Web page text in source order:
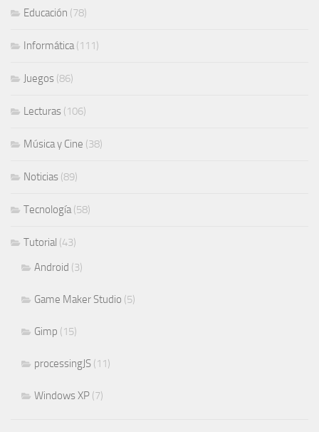
Educación (78)
Informática(111)
Juegos (86)
Lecturas (106)
Música y Cine (38)
Noticias (89)
Tecnología(58)
Tutorial (43)
Android (3)
Game Maker Studio (5)
Gimp (15)
processingJS (11)
Windows XP (7)